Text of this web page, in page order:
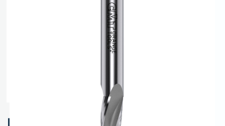
Legg i ønskeliste